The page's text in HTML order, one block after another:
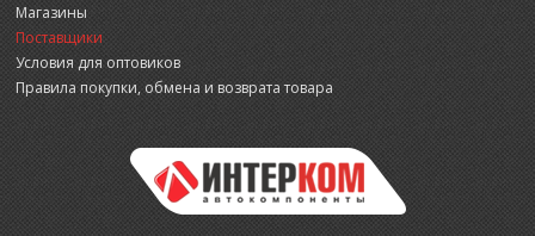
Магазины
Поставщики
Условия для оптовиков
Правила покупки, обмена и возврата товара